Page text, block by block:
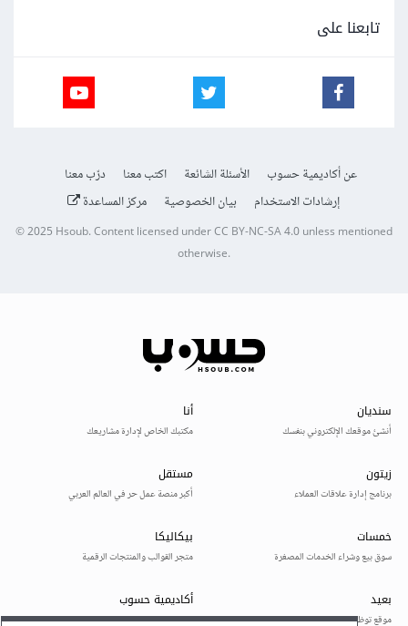
تابعنا على
عن أكاديمية حسوب الأسئلة الشائعة اكتب معنا
درّب معنا
إرشادات الاستخدام
بيان الخصوصية مركز المساعدة
© 2025Hsoub.Content licensed underCC BY-NC-SA 4.0unless mentioned
otherwise.